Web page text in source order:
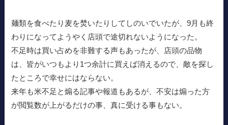
麺類を食べたり麦を焚いたりしてしのいでいたが、9月も終
わりになってようやく店頭で途切れないようになった。
不足時は買い占めを非難する声もあったが、店頭の品物
は、皆がいつもより1つ余計に買えば消えるので、敵を探し
たところで幸せにはならない。
来年も米不足と煽る記事や報道もあるが、不安は煽った方
が閲覧数が上がるだけの事、真に受ける事もない。